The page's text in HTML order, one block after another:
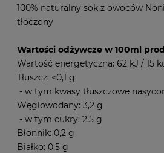
100% naturalny sok z owoców
tłoczony
Wartości odżywcze w 100ml
Wartość energetyczna: 62 kJ / 15
Tłuszcz: <0,1 g
- w tym kwasy tłuszczowe
Węglowodany: 3,2 g
- w tym cukry: 2,5 g
Błonnik: 0,2 g
Białko: 0,5 g